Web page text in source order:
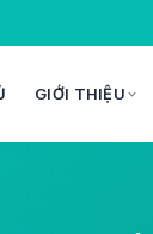
GIỚI THIỆU